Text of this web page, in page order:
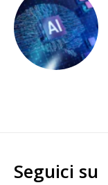
Seguici su